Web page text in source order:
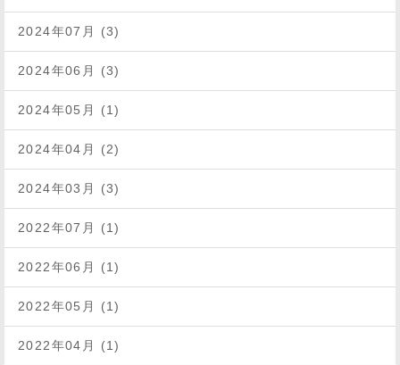
2024年07月 (3)
2024年06月 (3)
2024年05月 (1)
2024年04月 (2)
2024年03月 (3)
2022年07月 (1)
2022年06月 (1)
2022年05月 (1)
2022年04月 (1)